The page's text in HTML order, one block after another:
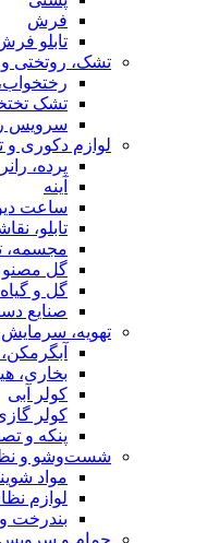
فرش
تابلو
تشک، روتختی
تشک
سرویس
لوازم دکوری و
پرده،
آینه
ساعت
تابلو،
مجسمه،
گل
گل و
صنایع
تهویه،
بخاری،
کولر آبی
کولر
پنکه و
شست‌وشو و
مواد
لوازم
بندرخت